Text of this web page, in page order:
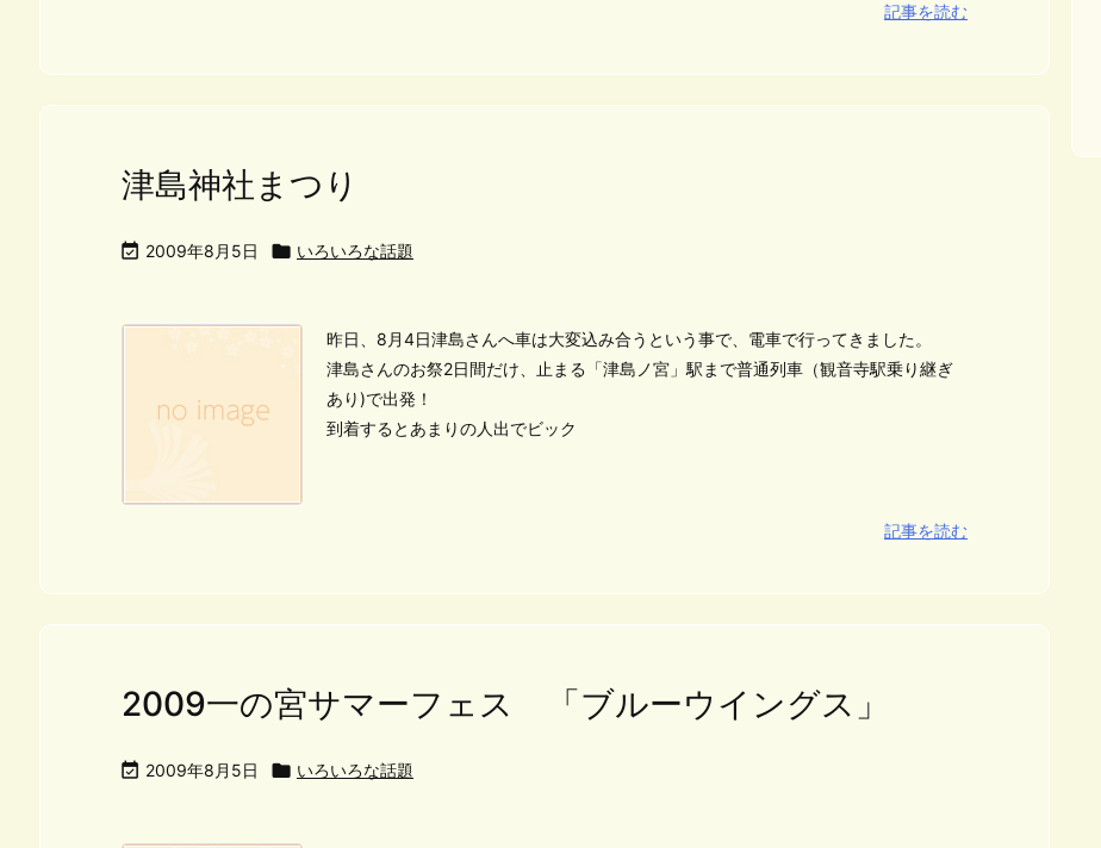
記事を読む
津島神社まつり
 2009年8月5日  いろいろな話題
昨日、8月4日津島さんへ車は大変込み合うという事で、電車で行ってきました。
津島さんのお祭2日間だけ、止まる「津島ノ宮」駅まで普通列車（観音寺駅乗り継ぎ
あり)で出発！
到着するとあまりの人出でビック
記事を読む
2009一の宮サマーフェス 「ブルーウイングス」
 2009年8月5日  いろいろな話題